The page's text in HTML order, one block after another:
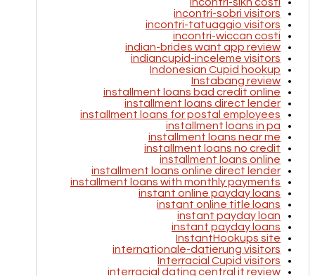
incontri-sobri visitors
incontri-tatuaggio visitors
incontri-wiccan costi
indian-brides want app review
indiancupid-inceleme visitors
Indonesian Cupid hookup
Instabang review
installment loans bad credit online
installment loans direct lender
installment loans for postal employees
installment loans in pa
installment loans near me
installment loans no credit
installment loans online
installment loans online direct lender
installment loans with monthly payments
instant online payday loans
instant online title loans
instant payday loan
instant payday loans
InstantHookups site
internationale-datierung visitors
Interracial Cupid visitors
interracial dating central it review